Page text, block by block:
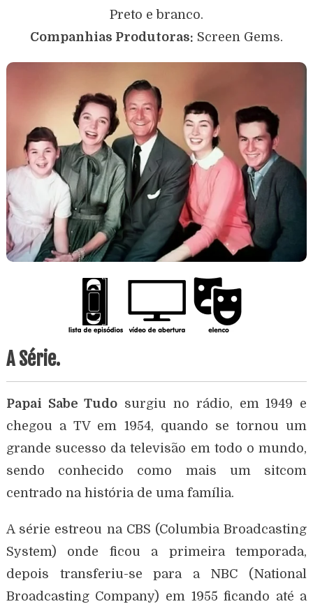
Preto e branco.
Companhias Produtoras: Screen Gems.
A Série.
Papai Sabe Tudo surgiu no rádio, em 1949 e
chegou a TV em 1954, quando se tornou um
grande sucesso da televisão em todo o mundo,
sendo conhecido como mais um sitcom
centrado na história de uma família.
A série estreou na CBS (Columbia Broadcasting
System) onde ficou a primeira temporada,
depois transferiu-se para a NBC (National
Broadcasting Company) em 1955 ficando até a